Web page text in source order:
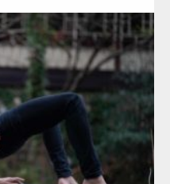
AKIHITO(細マッチョ)